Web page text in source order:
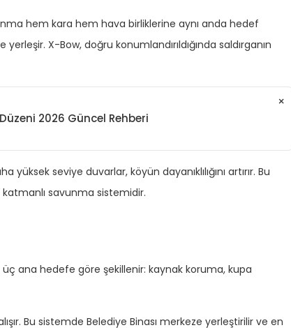
hem kara hem hava birliklerine aynı anda hedef
X-Bow, doğru konumlandırıldığında saldırganın
2026 Güncel Rehberi
×
seviye duvarlar, köyün dayanıklılığını artırır. Bu
savunma sistemidir.
ana hedefe göre şekillenir: kaynak koruma, kupa
Bu sistemde Belediye Binası merkeze yerleştirilir ve en